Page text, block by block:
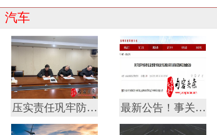
汽车
压实责任巩牢防线，句容城乡公交责任状签订会议 最新公告！事关出租汽车价格调整！